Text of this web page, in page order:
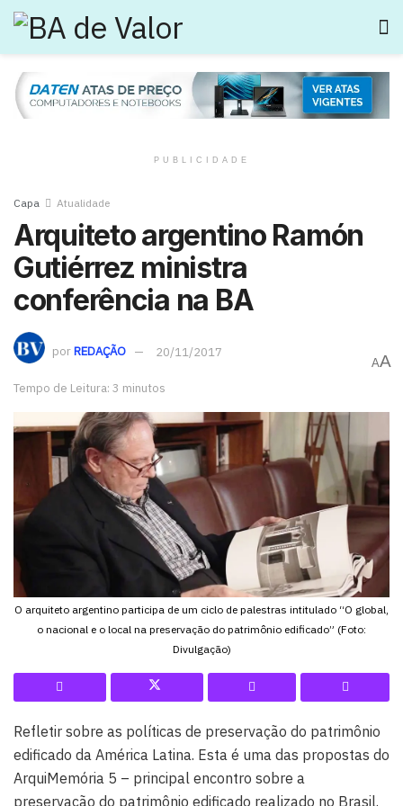
PUBLICIDADE
Capa Atualidade
Arquiteto argentino Ramón
Gutiérrez ministra
conferência na BA
porREDAÇÃO 20/11/2017
Tempo de Leitura: 3 minutos
AA
O arquiteto argentino participa de um ciclo de palestras intitulado “O global,
o nacional e o local na preservação do patrimônio edificado” (Foto:
Divulgação)
Refletir sobre as políticas de preservação do patrimônio
edificado da América Latina. Esta é uma das propostas do
ArquiMemória 5 – principal encontro sobre a
preservação do patrimônio edificado realizado no Brasil.